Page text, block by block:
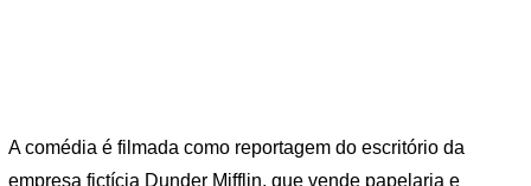
A comédia é filmada como reportagem do escritório da
empresa fictícia Dunder Mifflin, que vende papelaria e